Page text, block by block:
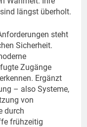
längst überholt.
steht
Sicherheit.
Zugänge
Ergänzt
– also Systeme,
von
durch
frühzeitig